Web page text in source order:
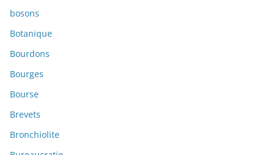
bosons
Botanique
Bourdons
Bourges
Bourse
Brevets
Bronchiolite